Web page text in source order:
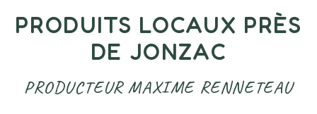
PRODUITS LOCAUX PRÈS
DE JONZAC
PRODUCTEUR MAXIME RENNETEAU